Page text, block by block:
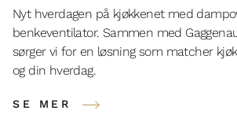
Nyt hverdagen på kjøkkenet med
benkeventilator. Sammen med
sørger vi for en løsning som matcher
og din hverdag.
SE MER